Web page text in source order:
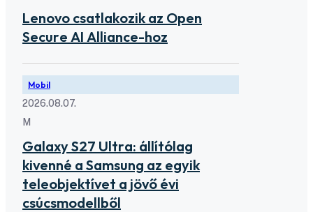
Lenovo csatlakozik az Open
Secure AI Alliance-hoz
Mobil
2026.08.07.
M
Galaxy S27 Ultra: állítólag
kivenné a Samsung az egyik
teleobjektívet a jövő évi
csúcsmodellből